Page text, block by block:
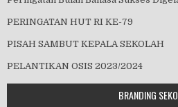
PERINGATAN HUT RI KE-79
PISAH SAMBUT KEPALA SEKOLAH
PELANTIKAN OSIS 2023/2024
BRANDING